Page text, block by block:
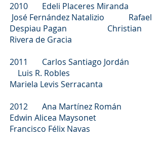
2010 Edeli Placeres Miranda
José Fernández Natalizio Rafael
Despiau Pagan Christian
Rivera de Gracia
2011 Carlos Santiago Jordán
Luis R. Robles
Mariela Levis Serracanta
2012 Ana Martínez Román
Edwin Alicea Maysonet
Francisco Félix Navas